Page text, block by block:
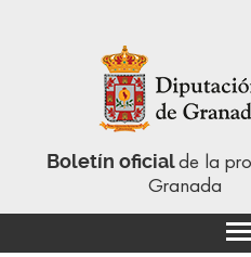
Boletín oficialde la
Granada